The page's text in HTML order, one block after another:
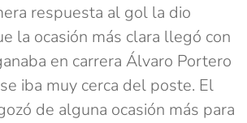
respuesta al gol la dio
la ocasión más clara llegó con
en carrera Álvaro Portero
iba muy cerca del poste. El
de alguna ocasión más para